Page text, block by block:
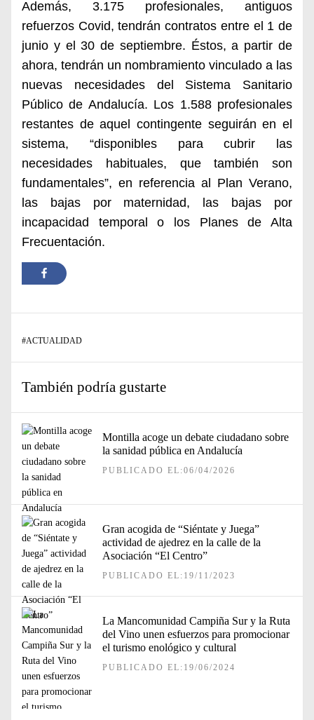
Además, 3.175 profesionales, antiguos
refuerzos Covid, tendrán contratos entre el 1 de
junio y el 30 de septiembre. Éstos, a partir de
ahora, tendrán un nombramiento vinculado a las
nuevas necesidades del Sistema Sanitario
Público de Andalucía. Los 1.588 profesionales
restantes de aquel contingente seguirán en el
sistema, “disponibles para cubrir las
necesidades habituales, que también son
fundamentales”, en referencia al Plan Verano,
las bajas por maternidad, las bajas por
incapacidad temporal o los Planes de Alta
Frecuentación.
#ACTUALIDAD
También podría gustarte
Montilla acoge un debate ciudadano sobre
la sanidad pública en Andalucía
PUBLICADO EL:06/04/2026
Gran acogida de “Siéntate y Juega”
actividad de ajedrez en la calle de la
Asociación “El Centro”
PUBLICADO EL:19/11/2023
La Mancomunidad Campiña Sur y la Ruta
del Vino unen esfuerzos para promocionar
el turismo enológico y cultural
PUBLICADO EL:19/06/2024